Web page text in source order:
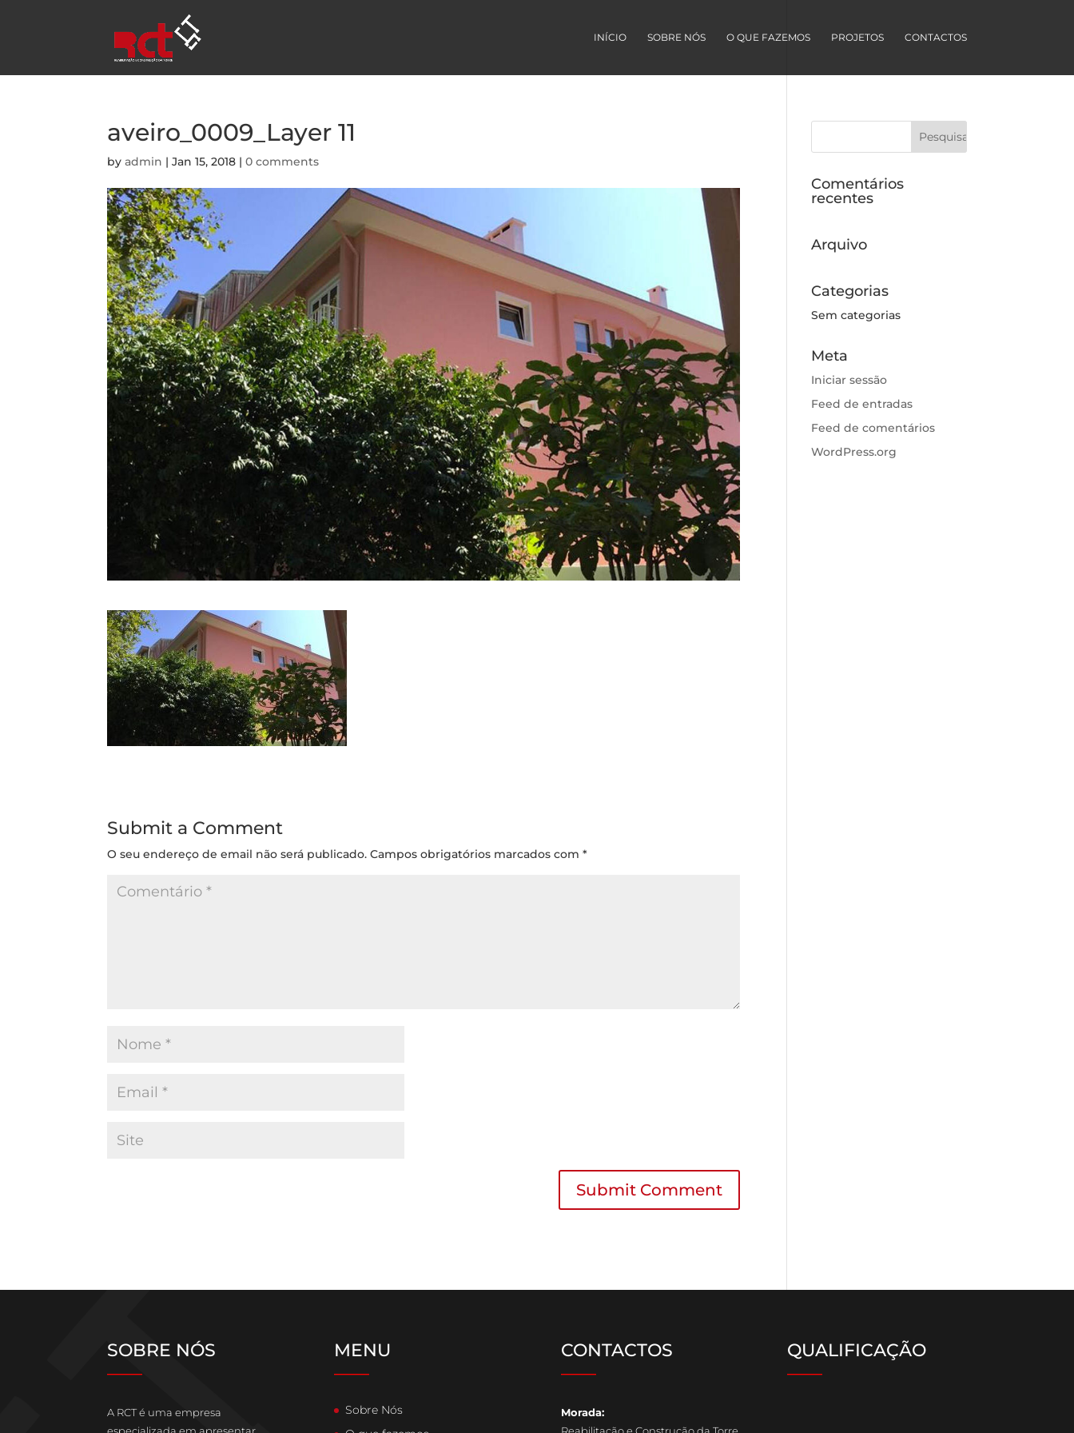
INÍCIO SOBRE NÓS O QUE FAZEMOS PROJETOS CONTACTOS
aveiro_0009_Layer 11
byadmin |Jan 15, 2018 |0 comments
Submit a Comment
O seu endereço de email não será publicado. Campos obrigatórios marcados com*
Comentários
recentes
Arquivo
Categorias
Sem categorias
Meta
Iniciar sessão
Feed de entradas
Feed de comentários
WordPress.org
SOBRE NÓS
A RCT é uma empresa
especializada em apresentar
MENU
Sobre Nós
CONTACTOS
Morada:
Reabilitação e Construção da Torre
QUALIFICAÇÃO